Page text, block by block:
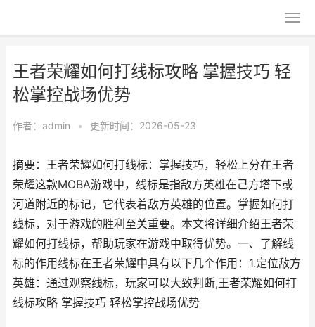
王者荣耀如何打线标攻略 掌握技巧 轻
松掌控战场优势
作者： admin • 更新时间：2026-05-23
摘要：王者荣耀如何打线标：掌握技巧，轻松上分在王者
荣耀这款MOBA游戏中，线标是指敌方英雄在己方塔下或
河道附近的标记，它代表着敌方英雄的位置。掌握如何打
线标，对于游戏的胜利至关重要。本文将详细介绍王者荣
耀如何打线标，帮助玩家在游戏中取得优势。一、了解线
标的作用线标在王者荣耀中具有以下几个作用：1.定位敌方
英雄：通过观察线标，玩家可以大致判断,王者荣耀如何打
线标攻略 掌握技巧 轻松掌控战场优势